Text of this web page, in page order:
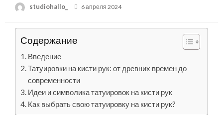
studiohallo_
Posted
6 апреля 2024
Содержание
Введение
Татуировки на кисти рук: от древних времен до
современности
Идеи и символика татуировок на кисти рук
Как выбрать свою татуировку на кисти рук?